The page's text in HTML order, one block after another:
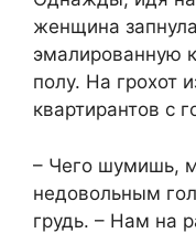
женщина
эмалированную
полу. На грохот
квартирантов с
– Чего шумишь,
недовольным
грудь. – Нам на